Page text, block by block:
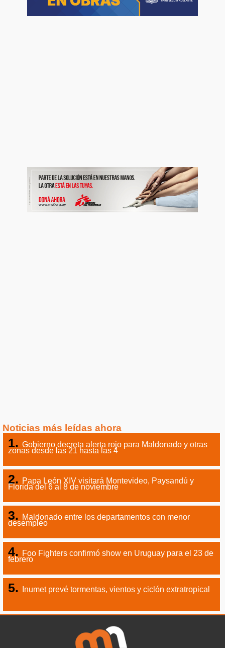
Noticias más leídas ahora
Gobierno decreta alerta rojo para Maldonado y otras
zonas desde las 21 hasta las 4
Papa León XIV visitará Montevideo, Paysandú y
Florida del 6 al 8 de noviembre
Maldonado entre los departamentos con menor
desempleo
Foo Fighters confirmó show en Uruguay para el 23 de
febrero
Inumet prevé tormentas, vientos y ciclón extratropical